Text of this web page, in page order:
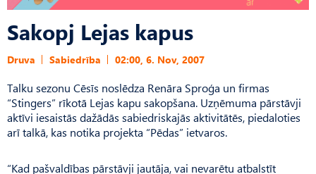
Sakopj Lejas kapus
Druva Sabiedrība 02:00, 6. Nov, 2007
Talku sezonu Cēsīs noslēdza Renāra Sproģa un firmas
“Stingers” rīkotā Lejas kapu sakopšana. Uzņēmuma pārstāvji
aktīvi iesaistās dažādās sabiedriskajās aktivitātēs, piedaloties
arī talkā, kas notika projekta “Pēdas” ietvaros.
“Kad pašvaldības pārstāvji jautāja, vai nevarētu atbalstīt